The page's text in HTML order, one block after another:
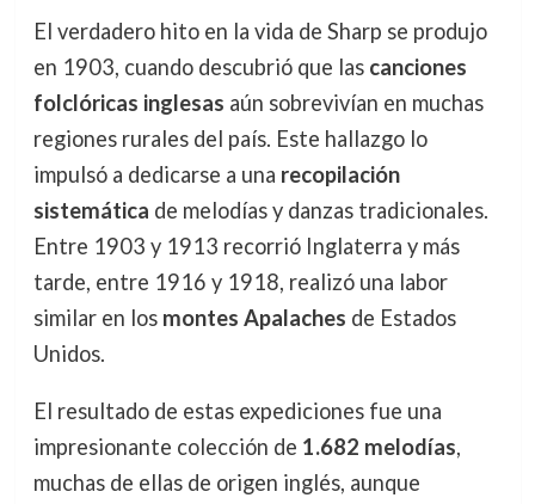
El verdadero hito en la vida de Sharp se produjo
en 1903, cuando descubrió que las canciones
folclóricas inglesas aún sobrevivían en muchas
regiones rurales del país. Este hallazgo lo
impulsó a dedicarse a una recopilación
sistemática de melodías y danzas tradicionales.
Entre 1903 y 1913 recorrió Inglaterra y más
tarde, entre 1916 y 1918, realizó una labor
similar en los montes Apalaches de Estados
Unidos.
El resultado de estas expediciones fue una
impresionante colección de 1.682 melodías,
muchas de ellas de origen inglés, aunque